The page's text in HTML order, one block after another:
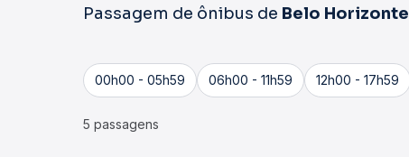
Passagem de ônibus de Belo Horizonte
00h00 - 05h59 06h00 - 11h59 12h00 - 17h59
5 passagens